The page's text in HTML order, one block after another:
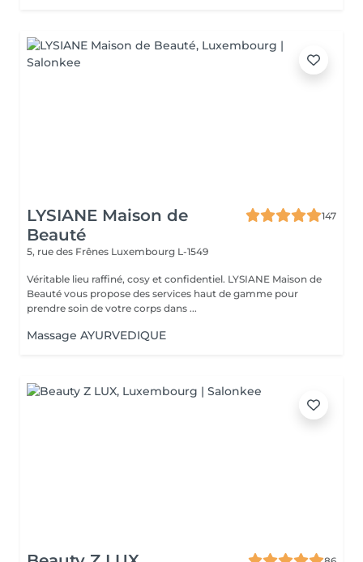
LYSIANE Maison de
Beauté
147
5, rue des Frênes Luxembourg L-1549
Véritable lieu raffiné, cosy et confidentiel. LYSIANE Maison de
Beauté vous propose des services haut de gamme pour
prendre soin de votre corps dans ...
Massage AYURVEDIQUE